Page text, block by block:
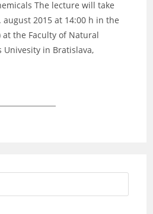
The lecture will take
august 2015 at 14:00 h in the
at the Faculty of Natural
Univesity in Bratislava,